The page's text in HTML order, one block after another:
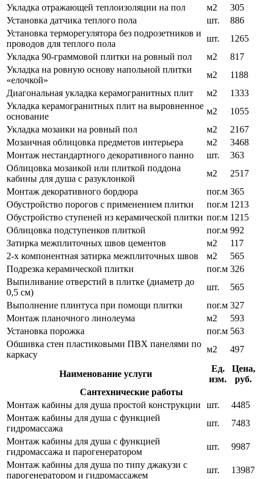
Укладка отражающей теплоизоляции на пол м2
305
Установка датчика теплого пола
шт.
886
Установка терморегулятора без подрозетников и
проводов для теплого пола
шт.
1265
Укладка 90-граммовой плитки на ровный пол
м2
817
Укладка на ровную основу напольной плитки
«елочкой»
м2
1188
Диагональная укладка керамогранитных плит
м2
1333
Укладка керамогранитных плит на выровненное
основание
м2
1055
Укладка мозаики на ровный пол
м2
2167
Мозаичная облицовка предметов интерьера
м2
3468
Монтаж нестандартного декоративного панно
шт.
363
Облицовка мозаикой или плиткой поддона
кабины для душа с разуклонкой
м2
2517
Монтаж декоративного бордюра
пог.м 365
Обустройство порогов с применением плитки
пог.м 1213
Обустройство ступеней из керамической плитки пог.м 1215
Облицовка подступенков плиткой
пог.м 992
Затирка межплиточных швов цементов
м2
117
2-х компонентная затирка межплиточных швов
м2
565
Подрезка керамической плитки
пог.м 326
Выпиливание отверстий в плитке (диаметр до
0,5 см)
шт.
565
Выполнение плинтуса при помощи плитки
пог.м 327
Монтаж планочного линолеума
м2
593
Установка порожка
пог.м 563
Обшивка стен пластиковыми ПВХ панелями по
каркасу
м2 497
Наименование услуги
Ед.
изм.
Цена,
руб.
Сантехнические работы
Монтаж кабины для душа простой конструкции
шт.
4485
Монтаж кабины для душа с функцией
гидромассажа
шт.
7483
Монтаж кабины для душа с функцией
гидромассажа и парогенератором
шт.
9987
Монтаж кабины для душа по типу джакузи с
парогенератором и гидромассажем
шт.
13987